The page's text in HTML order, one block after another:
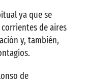
ya que se
de aires
y, también,
de